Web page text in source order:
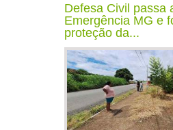
Defesa Civil passa
Emergência MG e
proteção da...